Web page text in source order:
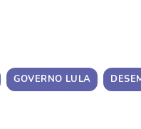
GOVERNO LULA